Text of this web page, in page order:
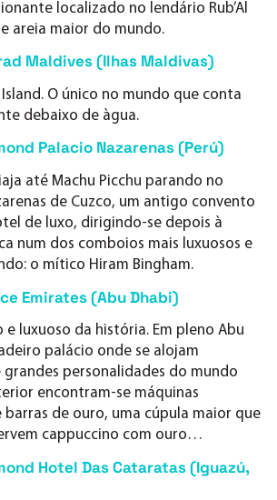
localizado no lendário Rub’Al
areia maior do mundo.
Maldives (Ilhas Maldivas)
O único no mundo que conta
debaixo de àgua.
Palacio Nazarenas (Perú)
até Machu Picchu parando no
de Cuzco, um antigo convento
de luxo, dirigindo-se depois à
num dos comboios mais luxuosos e
o mítico Hiram Bingham.
Emirates (Abu Dhabi)
e luxuoso da história. Em pleno Abu
palácio onde se alojam
grandes personalidades do mundo
encontram-se máquinas
barras de ouro, uma cúpula maior que
cappuccino com ouro…
Hotel Das Cataratas (Iguazú,